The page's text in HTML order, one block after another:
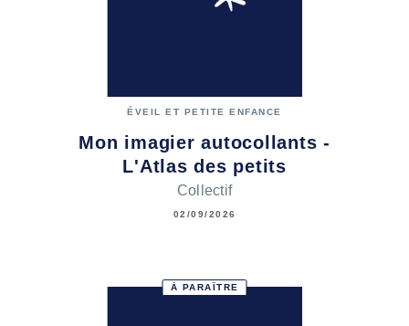
ÉVEIL ET PETITE ENFANCE
Mon imagier autocollants -
L'Atlas des petits
Collectif
02/09/2026
À PARAÎTRE